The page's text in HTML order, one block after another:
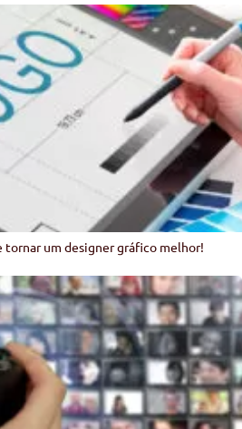
tornar um designer gráfico melhor!